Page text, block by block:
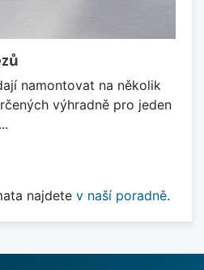
namontovat na několik
výhradně pro jeden
najdete v naší poradně.